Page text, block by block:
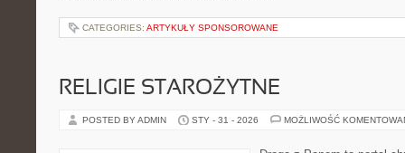
CATEGORIES: ARTYKUŁY SPONSOROWANE
RELIGIE STAROŻYTNE
POSTED BY ADMIN STY - 31 - 2026 MOŻLIWOŚĆ